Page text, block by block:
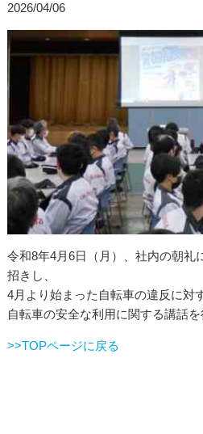
2026/04/06
令和8年4月6日（月）、社内の朝礼
招きし、
4月より始まった自転車の違反に対
自転車の安全な利用に関する講話を
>>TOPページに戻る